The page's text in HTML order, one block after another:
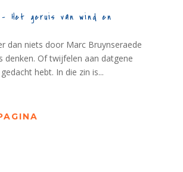
Het geruis van wind en
dan niets door Marc Bruynseraede
denken. Of twijfelen aan datgene
hebt. In die zin is...